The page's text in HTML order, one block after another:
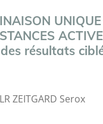
résultats
LR ZEITGARD Serox